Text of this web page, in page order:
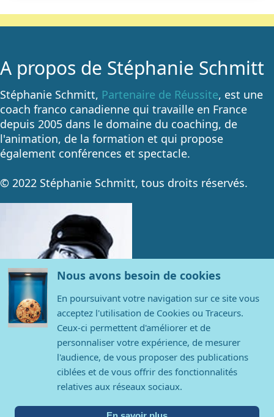
A propos de Stéphanie Schmitt
Stéphanie Schmitt, Partenaire de Réussite, est une
coach franco canadienne qui travaille en France
depuis 2005 dans le domaine du coaching, de
l'animation, de la formation et qui propose
également conférences et spectacle.
© 2022 Stéphanie Schmitt, tous droits réservés.
Contact
Stéphanie Schmitt
contact@stephanieschmitt.com
Nous avons besoin de cookies
En poursuivant votre navigation sur ce site vous
acceptez l'utilisation de Cookies ou Traceurs.
Ceux-ci permettent d'améliorer et de
personnaliser votre expérience, de mesurer
l'audience, de vous proposer des publications
ciblées et de vous offrir des fonctionnalités
relatives aux réseaux sociaux.